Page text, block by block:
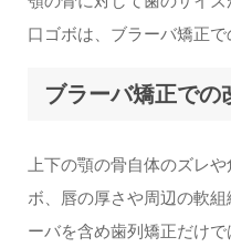
口ゴボは、ブラーバ矯正で
ブラーバ矯正での
上下の顎の骨自体のズレ
ボ、唇の厚さや周辺の軟
ーバを含め歯列矯正だけで